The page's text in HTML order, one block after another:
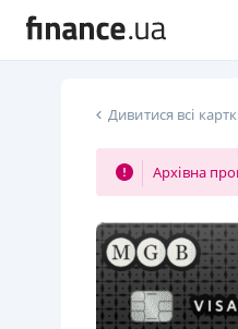
Дивитися всі
Архівна